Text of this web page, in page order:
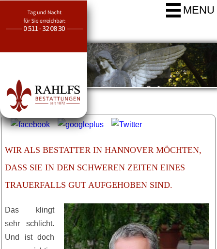
MENU
WIR ALS BESTATTER IN HANNOVER MÖCHTEN,
DASS SIE IN DEN SCHWEREN ZEITEN EINES
TRAUERFALLS GUT AUFGEHOBEN SIND.
Das klingt
sehr schlicht.
Und ist doch